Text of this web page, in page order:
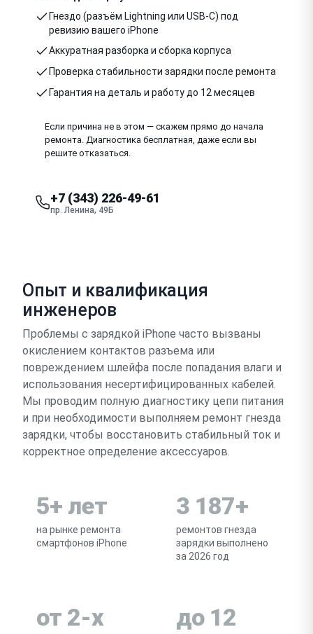
Гнездо (разъём Lightning или USB-C) под
ревизию вашего iPhone
Аккуратная разборка и сборка корпуса
Проверка стабильности зарядки после ремонта
Гарантия на деталь и работу до 12 месяцев
Если причина не в этом — скажем прямо до начала
ремонта. Диагностика бесплатная, даже если вы
решите отказаться.
+7 (343) 226-49-61
пр. Ленина, 49Б
Опыт и квалификация
инженеров
Проблемы с зарядкой iPhone часто вызваны
окислением контактов разъема или
повреждением шлейфа после попадания влаги и
использования несертифицированных кабелей.
Мы проводим полную диагностику цепи питания
и при необходимости выполняем ремонт гнезда
зарядки, чтобы восстановить стабильный ток и
корректное определение аксессуаров.
5+ лет
на рынке ремонта
смартфонов iPhone
3 187+
ремонтов гнезда
зарядки выполнено
за 2026 год
от 2-х
до 12